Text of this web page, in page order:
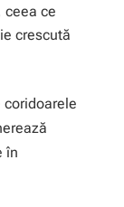
ceea ce
crescută
în